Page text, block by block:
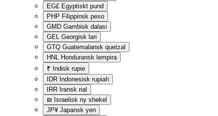
EG£ Egyptiskt pund
PHP Filippinsk peso
GMD Gambisk dalasi
GEL Georgisk lari
GTQ Guatemalansk quetzal
HNL Honduransk lempira
₹ Indisk rupie
IDR Indonesisk rupiah
IRR Iransk rial
₪ Israelisk ny shekel
JP¥ Japansk yen